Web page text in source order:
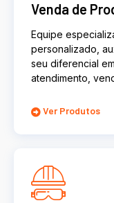
Venda de
Equipe
personalizado,
seu diferencial
atendimento,
Ver Produtos